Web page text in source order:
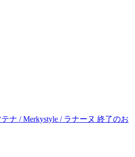
テナ / Merkystyle / ラナーヌ 終了のお